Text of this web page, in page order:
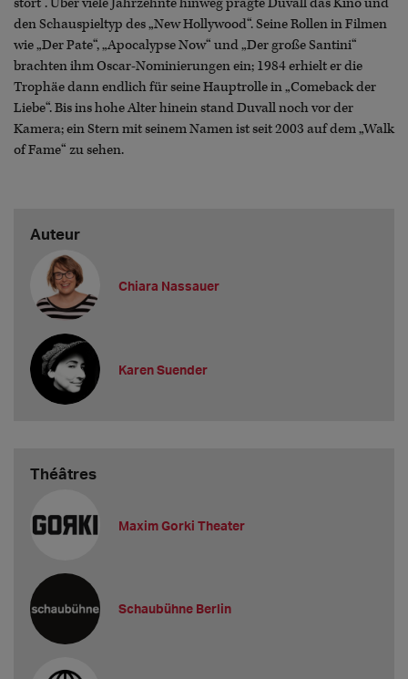
den Schauspieltyp des „New Hollywood“. Seine Rollen in Filmen
wie „Der Pate“, „Apocalypse Now“ und „Der große Santini“
brachten ihm Oscar-Nominierungen ein; 1984 erhielt er die
Trophäe dann endlich für seine Hauptrolle in „Comeback der
Liebe“. Bis ins hohe Alter hinein stand Duvall noch vor der
Kamera; ein Stern mit seinem Namen ist seit 2003 auf dem „Walk
of Fame“ zu sehen.
Auteur
Chiara Nassauer
Karen Suender
Théâtres
Maxim Gorki Theater
Schaubühne Berlin